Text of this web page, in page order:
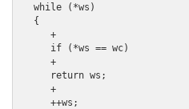
   while (*ws)
   {
      +
      if (*ws == wc)
      +
      return ws;
      +
      ++ws;